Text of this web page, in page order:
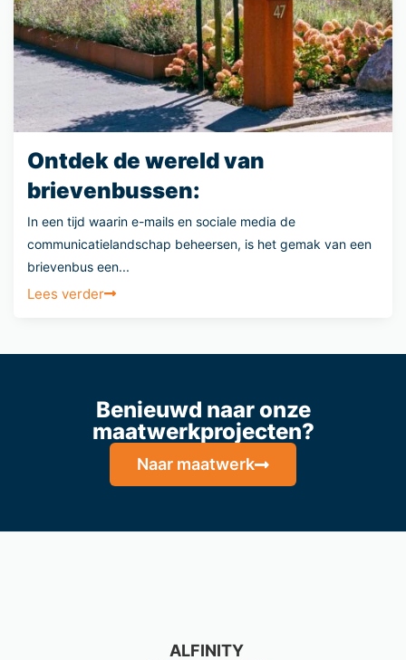
Ontdek de wereld van
brievenbussen:
In een tijd waarin e-mails en sociale media de
communicatielandschap beheersen, is het gemak van een
brievenbus een...
Lees verder
Benieuwd naar onze
maatwerkprojecten?
Naar maatwerk
ALFINITY